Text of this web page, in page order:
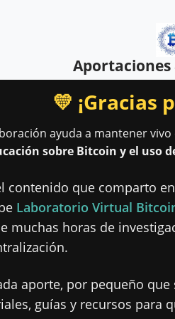
Aportaciones
💛 ¡Gracias
ayuda a mantener
sobre Bitcoin y el uso
contenido que comparto en
Laboratorio Virtual
muchas horas de
aporte, por pequeño
guías y recursos para